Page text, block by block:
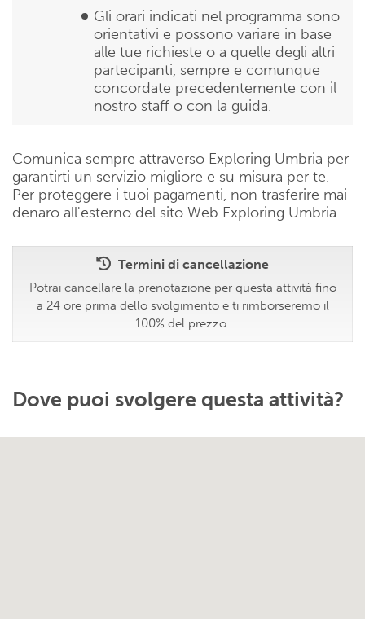
Gli orari indicati nel programma sono
orientativi e possono variare in base
alle tue richieste o a quelle degli altri
partecipanti, sempre e comunque
concordate precedentemente con il
nostro staff o con la guida.
Comunica sempre attraverso Exploring Umbria per
garantirti un servizio migliore e su misura per te.
Per proteggere i tuoi pagamenti, non trasferire mai
denaro all'esterno del sito Web Exploring Umbria.
Termini di cancellazione
Potrai cancellare la prenotazione per questa attività fino
a 24 ore prima dello svolgimento e ti rimborseremo il
100% del prezzo.
Dove puoi svolgere questa attività?